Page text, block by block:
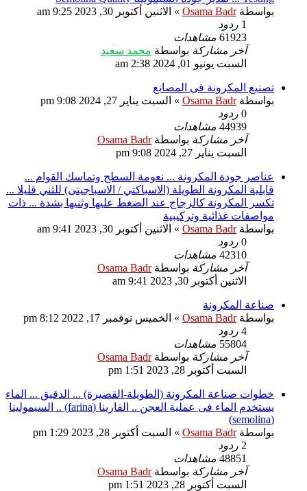
بواسطةOsama Badr
» الاثنين أكتوبر 30, 2023 9:25 am
1 ردود
61923 مشاهدات
آخر مشاركة بواسطة محمد سعيد
السبت يونيو 01, 2024 2:38 am
تصنيع المكرونة فى المصانع
بواسطةOsama Badr
» السبت يناير 27, 2024 9:08 pm
0 ردود
44939 مشاهدات
آخر مشاركة بواسطةOsama Badr
السبت يناير 27, 2024 9:08 pm
عناصر جودة المكرونة ... نعومة السطح وتماسك القوام ...
قابلية المكرونة الطويلة (الاسباكتي / الاسباجيتى) للثني قليلا ...
تكسر المكرونة كالزجاج عند الضغط عليها وثنيها بشدة ... ذات
مواصفات غذائية وتركيبية
بواسطةOsama Badr
» الاثنين أكتوبر 30, 2023 9:41 am
0 ردود
42310 مشاهدات
آخر مشاركة بواسطةOsama Badr
الاثنين أكتوبر 30, 2023 9:41 am
صناعة المكرونة
بواسطةOsama Badr
» الخميس نوفمبر 17, 2022 8:12 pm
4 ردود
55804 مشاهدات
آخر مشاركة بواسطةOsama Badr
السبت أكتوبر 28, 2023 1:51 pm
خطوات صناعة المكرونة (الطويلة-القصيرة) ... الدقيق ... الماء
يستخدم الماء فى عملية العجن .. الفارينا (farina) .. السيمولينا
(semolina)
بواسطةOsama Badr
» السبت أكتوبر 28, 2023 1:29 pm
2 ردود
48851 مشاهدات
آخر مشاركة بواسطةOsama Badr
السبت أكتوبر 28, 2023 1:51 pm